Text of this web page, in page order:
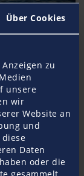
Über Cookies
zu
unsere
wir
Website an
und
Daten
oder die
Ziel?
Manche davon